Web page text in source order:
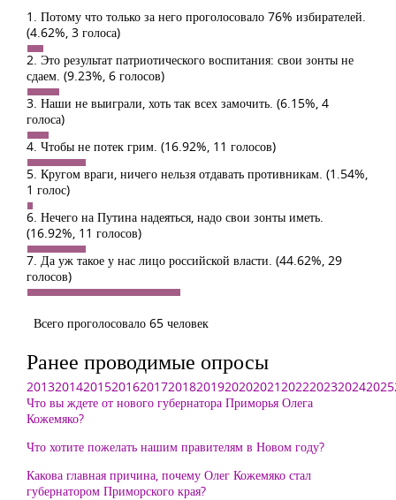
1. Потому что только за него проголосовало 76% избирателей.
(4.62%, 3 голоса)
2. Это результат патриотического воспитания: свои зонты не
сдаем. (9.23%, 6 голосов)
3. Наши не выиграли, хоть так всех замочить. (6.15%, 4
голоса)
4. Чтобы не потек грим. (16.92%, 11 голосов)
5. Кругом враги, ничего нельзя отдавать противникам. (1.54%,
1 голос)
6. Нечего на Путина надеяться, надо свои зонты иметь.
(16.92%, 11 голосов)
7. Да уж такое у нас лицо российской власти. (44.62%, 29
голосов)
Всего проголосовало 65 человек
Ранее проводимые опросы
2013201420152016201720182019202020212022202320242025
Что вы ждете от нового губернатора Приморья Олега
Кожемяко?
Что хотите пожелать нашим правителям в Новом году?
Какова главная причина, почему Олег Кожемяко стал
губернатором Приморского края?